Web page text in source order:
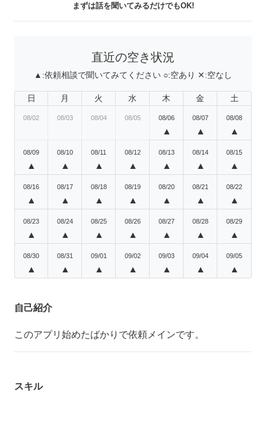
まずは話を聞いてみるだけでもOK!
直近の空き状況
▲:依頼相談で聞いてみてください ○:空あり ✕:空なし
日 月 火 水 木 金 土
08/02 08/03 08/04 08/05 08/06
▲
08/07
▲
08/08
▲
08/09
▲
08/10
▲
08/11
▲
08/12
▲
08/13
▲
08/14
▲
08/15
▲
08/16
▲
08/17
▲
08/18
▲
08/19
▲
08/20
▲
08/21
▲
08/22
▲
08/23
▲
08/24
▲
08/25
▲
08/26
▲
08/27
▲
08/28
▲
08/29
▲
08/30
▲
08/31
▲
09/01
▲
09/02
▲
09/03
▲
09/04
▲
09/05
▲
自己紹介
このアプリ始めたばかりで依頼メインです。
スキル